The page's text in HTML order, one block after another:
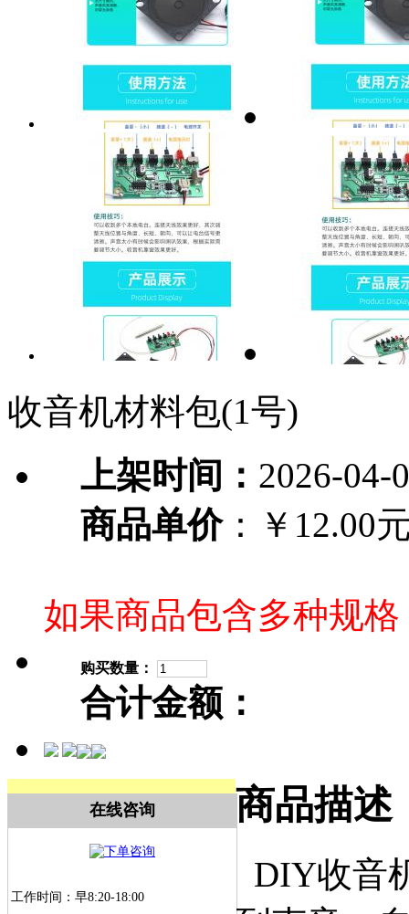
收音机材料包(1号)
上架时间： 2026-04-
商品单价：￥12.00
如果商品包含多种规
购买数量：
合计金额：
在线咨询
工作时间：早8:20-18:00
商品描述
DIY收音